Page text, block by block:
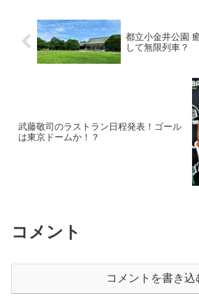
都立小金井公園
して無限列車？
武藤敬司のラストラン日程発表！ゴール
は東京ドームか！？
コメント
コメントを書き込